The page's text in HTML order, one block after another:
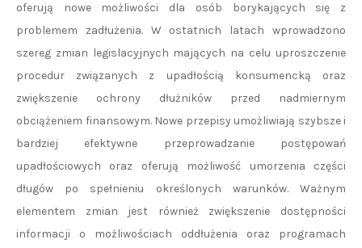
oferują nowe możliwości dla osób borykających się z
problemem zadłużenia. W ostatnich latach wprowadzono
szereg zmian legislacyjnych mających na celu uproszczenie
procedur związanych z upadłością konsumencką oraz
zwiększenie ochrony dłużników przed nadmiernym
obciążeniem finansowym. Nowe przepisy umożliwiają szybsze i
bardziej efektywne przeprowadzanie postępowań
upadłościowych oraz oferują możliwość umorzenia części
długów po spełnieniu określonych warunków. Ważnym
elementem zmian jest również zwiększenie dostępności
informacji o możliwościach oddłużenia oraz programach